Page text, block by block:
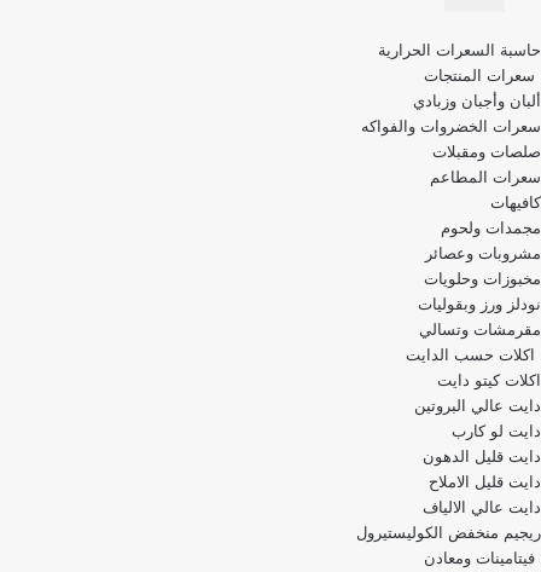
قائمة
التنقل
حاسبة السعرات الحرارية
سعرات المنتجات
ألبان وأجبان وزبادي
سعرات الخضروات والفواكه
صلصات ومقبلات
سعرات المطاعم
كافيهات
مجمدات ولحوم
مشروبات وعصائر
مخبوزات وحلويات
نودلز ورز وبقوليات
مقرمشات وتسالي
اكلات حسب الدايت
اكلات كيتو دايت
دايت عالي البروتين
دايت لو كارب
دايت قليل الدهون
دايت قليل الاملاح
دايت عالي الالياف
ريجيم منخفض الكوليستيرول
فيتامينات ومعادن